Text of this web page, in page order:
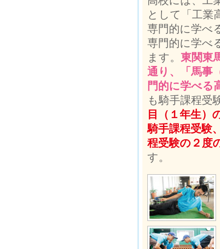
として「工業
専門的に学べ
専門的に学べ
ます。 東関東
通り、「馬事
門的に学べる
も騎手課程受
目（１年生）
騎手課程受験
程受験の２度
す。